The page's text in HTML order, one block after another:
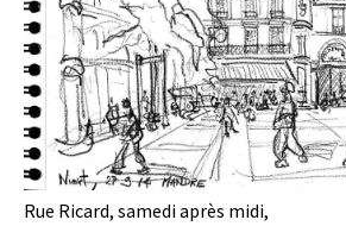
Rue Ricard, samedi après midi,